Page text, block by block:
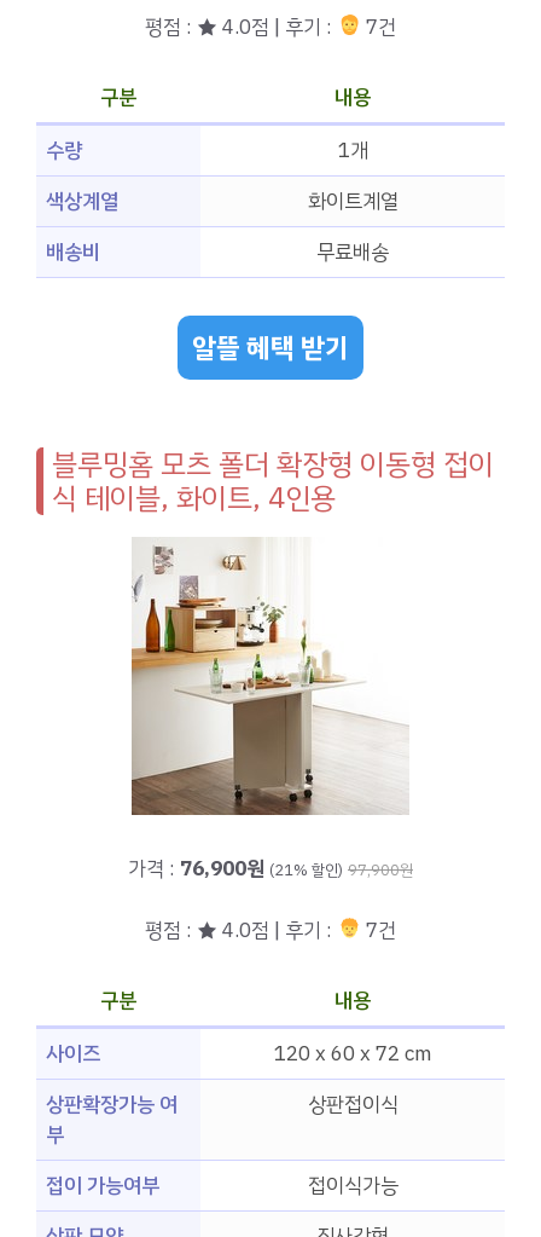
평점 : ★ 4.0점 | 후기 : 7건
구분
내용
수량
1개
색상계열
화이트계열
배송비
무료배송
알뜰 혜택 받기
블루밍홈 모츠 폴더 확장형 이동형 접이
식 테이블, 화이트, 4인용
가격 : 76,900원 (21% 할인) 97,900원
평점 : ★ 4.0점 | 후기 : 7건
구분
내용
사이즈
120 x 60 x 72 cm
상판확장가능 여
부
상판접이식
접이 가능여부
접이식가능